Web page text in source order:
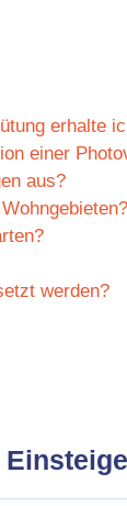
erhalte
einer
aus?
werden?